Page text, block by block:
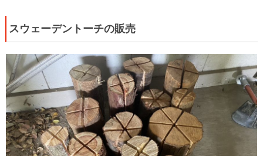
スウェーデントーチの販売